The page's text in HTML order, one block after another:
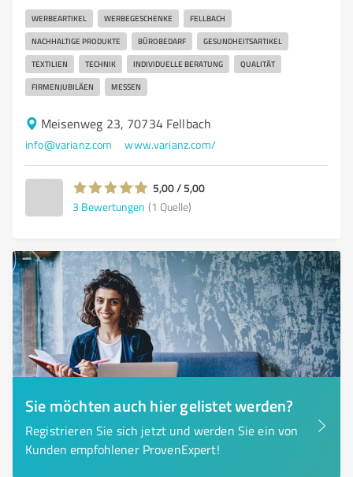
WERBEARTIKEL WERBEGESCHENKE FELLBACH
NACHHALTIGE PRODUKTE BÜROBEDARF GESUNDHEITSARTIKEL
TEXTILIEN TECHNIK INDIVIDUELLE BERATUNG QUALITÄT
FIRMENJUBILÄEN MESSEN
Meisenweg 23, 70734 Fellbach
info@varianz.com www.varianz.com/
5,00 / 5,00
3 Bewertungen (1 Quelle)
Sie möchten auch hier gelistet werden?
Registrieren Sie sich jetzt und werden Sie ein von
Kunden empfohlener ProvenExpert!